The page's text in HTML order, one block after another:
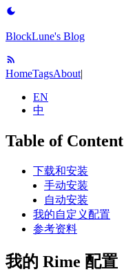
BlockLune's Blog
HomeTagsAbout|
EN
中
Table of Content
下载和安装
手动安装
自动安装
我的自定义配置
参考资料
我的 Rime 配置